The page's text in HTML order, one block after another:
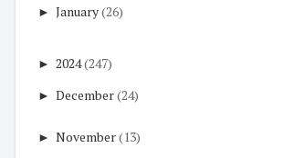
► January(26)
► 2024(247)
► December(24)
► November(13)